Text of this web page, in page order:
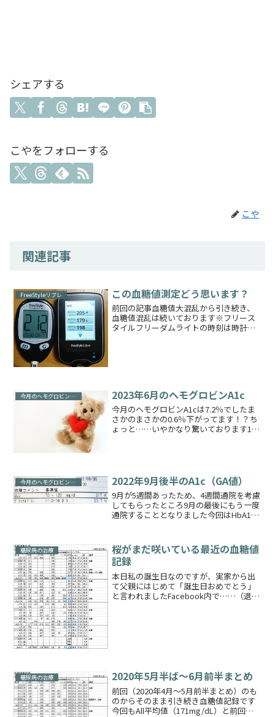
シェアする
こやをフォローする
こや
関連記事
FreeStyleリブレ この血糖値測定どう思います？
前回の記事血糖値大混乱から引き続き、
血糖値混乱は続いております※フリース
タイルフリーダムライトの時刻は時計合
今月のヘモグロビンA1c 2023年6月のヘモグロビンA1c
今月のヘモグロビンA1cは7.2％でしたま
さかのまさかの0.6％下がってます！？ち
ょっと……いやかなり驚いております1ヵ
今月のヘモグロビンA1c 2022年9月後半のA1c（GA値）
9月が5週間あったため、4週間通院を考慮
してもらったところ9月の最後にもう一度
通院することとなりました今回はHbA1c
の都合によるため）結果がこちらです一
応3で割っ...
糖尿病の治療
桜がまだ咲いている最近の血糖値
記録
本日私の誕生日なのですが、実家から出
て父親にはじめて「誕生日おめでとう」
と言われましたFacebook内で……（退職
糖尿病の治療 2020年5月半ば～6月前半まとめ
前回（2020年4月～5月前半まとめ）のも
のからそのまま引き続き血糖値記録です
今回もAll平均値（171mg/dL）と前回の